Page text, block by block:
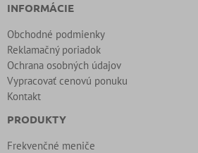
INFORMÁCIE
Obchodné podmienky
Reklamačný poriadok
Ochrana osobných údajov
Vypracovať cenovú ponuku
Kontakt
PRODUKTY
Frekvenčné meniče